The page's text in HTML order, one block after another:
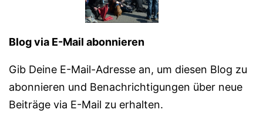
Blog via E-Mail abonnieren
Gib Deine E-Mail-Adresse an, um diesen Blog zu
abonnieren und Benachrichtigungen über neue
Beiträge via E-Mail zu erhalten.